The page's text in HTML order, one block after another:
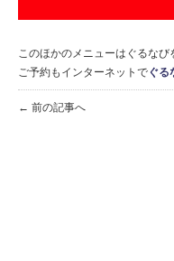
このほかのメニューはぐるなび
ご予約もインターネットで ぐる
← 前の記事へ